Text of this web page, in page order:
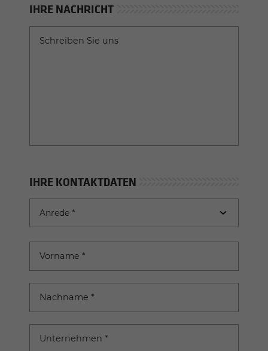
IHRE NACHRICHT
Schreiben Sie uns
IHRE KONTAKTDATEN
Anrede
Anrede *
Vorname *
Nachname *
Unternehmen *